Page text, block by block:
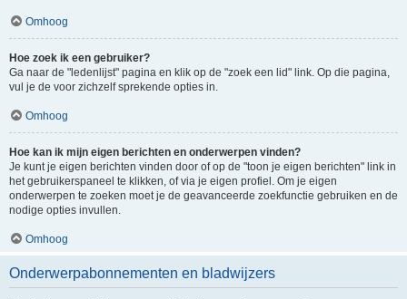
Omhoog
Hoe zoek ik een gebruiker?
Ga naar de "ledenlijst" pagina en klik op de "zoek een lid" link. Op die pagina,
vul je de voor zichzelf sprekende opties in.
Omhoog
Hoe kan ik mijn eigen berichten en onderwerpen vinden?
Je kunt je eigen berichten vinden door of op de "toon je eigen berichten" link in
het gebruikerspaneel te klikken, of via je eigen profiel. Om je eigen
onderwerpen te zoeken moet je de geavanceerde zoekfunctie gebruiken en de
nodige opties invullen.
Omhoog
Onderwerpabonnementen en bladwijzers